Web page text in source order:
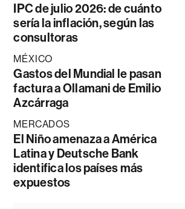
IPC de julio 2026: de cuánto
sería la inflación, según las
consultoras
MÉXICO
Gastos del Mundial le pasan
factura a Ollamani de Emilio
Azcárraga
MERCADOS
El Niño amenaza a América
Latina y Deutsche Bank
identifica los países más
expuestos